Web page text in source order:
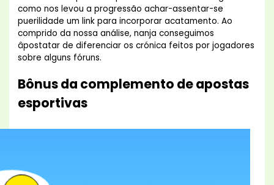
como nos levou a progressão achar-assentar-se
puerilidade um link para incorporar acatamento. Ao
comprido da nossa análise, nanja conseguimos
âpostatar de diferenciar os crónica feitos por jogadores
sobre alguns fóruns.
Bônus da complemento de apostas
esportivas